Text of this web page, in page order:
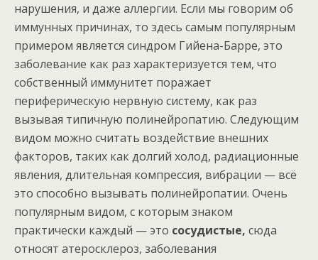
нарушения, и даже аллергии. Если мы говорим об
иммунных причинах, то здесь самым популярным
примером является синдром Гийена-Барре, это
заболевание как раз характеризуется тем, что
собственный иммунитет поражает
периферическую нервную систему, как раз
вызывая типичную полинейропатию. Следующим
видом можно считать воздействие внешних
факторов, таких как долгий холод, радиационные
явления, длительная компрессия, вибрации — всё
это способно вызывать полинейропатии. Очень
популярным видом, с которым знаком
практически каждый — это сосудистые, сюда
относят атеросклероз, заболевания